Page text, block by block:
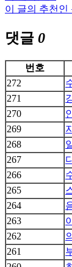
이 글의 추천인
댓글 0
번호
272
271
270
269
268
267
266
265
264
263
262
261